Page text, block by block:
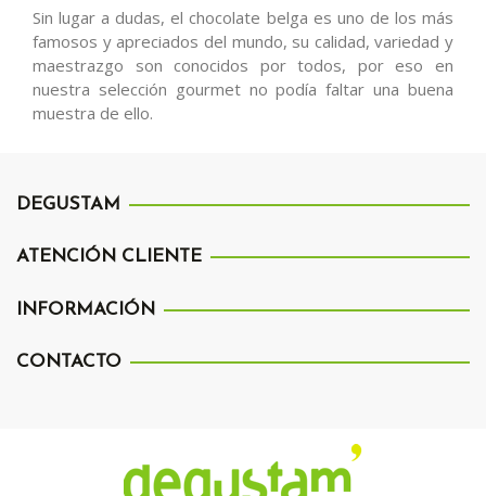
Sin lugar a dudas, el chocolate belga es uno de los más
famosos y apreciados del mundo, su calidad, variedad y
maestrazgo son conocidos por todos, por eso en
nuestra selección gourmet no podía faltar una buena
muestra de ello.
DEGUSTAM
ATENCIÓN CLIENTE
INFORMACIÓN
CONTACTO